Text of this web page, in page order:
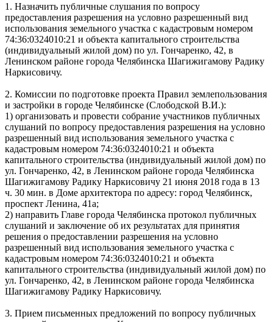
1. Назначить публичные слушания по вопросу
предоставления разрешения на условно разрешенный вид
использования земельного участка с кадастровым номером
74:36:0324010:21 и объекта капитального строительства
(индивидуальный жилой дом) по ул. Гончаренко, 42, в
Ленинском районе города Челябинска Шагижигамову Радику
Наркисовичу.
2. Комиссии по подготовке проекта Правил землепользования
и застройки в городе Челябинске (Слободской В.И.):
1) организовать и провести собрание участников публичных
слушаний по вопросу предоставления разрешения на условно
разрешенный вид использования земельного участка с
кадастровым номером 74:36:0324010:21 и объекта
капитального строительства (индивидуальный жилой дом) по
ул. Гончаренко, 42, в Ленинском районе города Челябинска
Шагижигамову Радику Наркисовичу 21 июня 2018 года в 13
ч. 30 мин. в Доме архитектора по адресу: город Челябинск,
проспект Ленина, 41а;
2) направить Главе города Челябинска протокол публичных
слушаний и заключение об их результатах для принятия
решения о предоставлении разрешения на условно
разрешенный вид использования земельного участка с
кадастровым номером 74:36:0324010:21 и объекта
капитального строительства (индивидуальный жилой дом) по
ул. Гончаренко, 42, в Ленинском районе города Челябинска
Шагижигамову Радику Наркисовичу.
3. Прием письменных предложений по вопросу публичных